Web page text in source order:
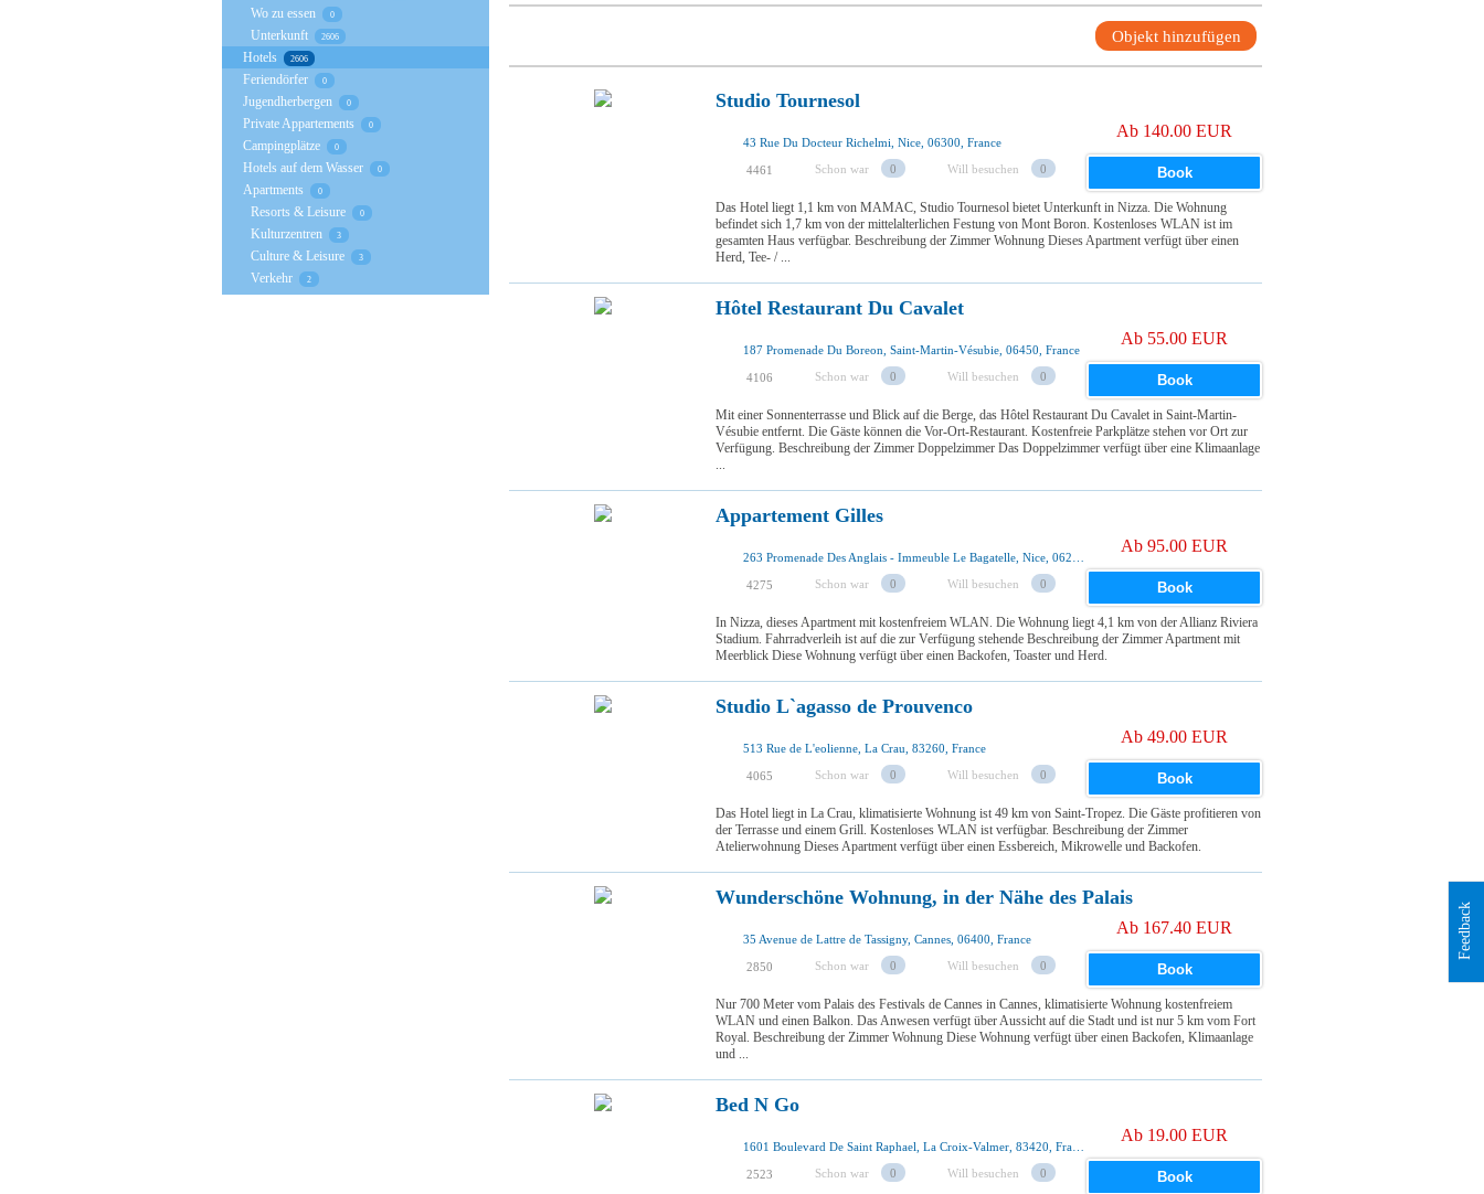
Objekt hinzufügen
Studio Tournesol
43 Rue Du Docteur Richelmi, Nice, 06300, France
4461 Schon war 0 Will besuchen 0
Ab 140.00 EUR
Book
Das Hotel liegt 1,1 km von MAMAC, Studio Tournesol bietet Unterkunft in Nizza. Die Wohnung
befindet sich 1,7 km von der mittelalterlichen Festung von Mont Boron. Kostenloses WLAN ist im
gesamten Haus verfügbar. Beschreibung der Zimmer Wohnung Dieses Apartment verfügt über einen
Herd, Tee- / ...
Hôtel Restaurant Du Cavalet
187 Promenade Du Boreon, Saint-Martin-Vésubie, 06450, France
4106 Schon war 0 Will besuchen 0
Ab 55.00 EUR
Book
Mit einer Sonnenterrasse und Blick auf die Berge, das Hôtel Restaurant Du Cavalet in Saint-Martin-
Vésubie entfernt. Die Gäste können die Vor-Ort-Restaurant. Kostenfreie Parkplätze stehen vor Ort zur
Verfügung. Beschreibung der Zimmer Doppelzimmer Das Doppelzimmer verfügt über eine Klimaanlage
...
Appartement Gilles
4275 Schon war 0 Will besuchen 0
Ab 95.00 EUR
Book
In Nizza, dieses Apartment mit kostenfreiem WLAN. Die Wohnung liegt 4,1 km von der Allianz Riviera
Stadium. Fahrradverleih ist auf die zur Verfügung stehende Beschreibung der Zimmer Apartment mit
Meerblick Diese Wohnung verfügt über einen Backofen, Toaster und Herd.
Studio L`agasso de Prouvenco
513 Rue de L'eolienne, La Crau, 83260, France
4065 Schon war 0 Will besuchen 0
Ab 49.00 EUR
Book
Das Hotel liegt in La Crau, klimatisierte Wohnung ist 49 km von Saint-Tropez. Die Gäste profitieren von
der Terrasse und einem Grill. Kostenloses WLAN ist verfügbar. Beschreibung der Zimmer
Atelierwohnung Dieses Apartment verfügt über einen Essbereich, Mikrowelle und Backofen.
Wunderschöne Wohnung, in der Nähe des Palais
35 Avenue de Lattre de Tassigny, Cannes, 06400, France
2850 Schon war 0 Will besuchen 0
Ab 167.40 EUR
Book
Nur 700 Meter vom Palais des Festivals de Cannes in Cannes, klimatisierte Wohnung kostenfreiem
WLAN und einen Balkon. Das Anwesen verfügt über Aussicht auf die Stadt und ist nur 5 km vom Fort
Royal. Beschreibung der Zimmer Wohnung Diese Wohnung verfügt über einen Backofen, Klimaanlage
und ...
Bed N Go
2523 Schon war 0 Will besuchen 0
Ab 19.00 EUR
Book
Wo zu essen 0
Unterkunft 2606
Hotels 2606
Feriendörfer 0
Jugendherbergen 0
Private Appartements 0
Campingplätze 0
Hotels auf dem Wasser 0
Apartments 0
Resorts & Leisure 0
Kulturzentren 3
Culture & Leisure 3
Verkehr 2
Feedback